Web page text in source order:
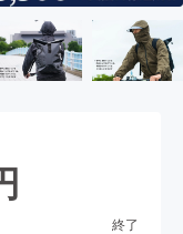
終了